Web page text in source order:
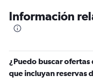
Información
¿Puedo buscar ofertas
que incluyan reservas